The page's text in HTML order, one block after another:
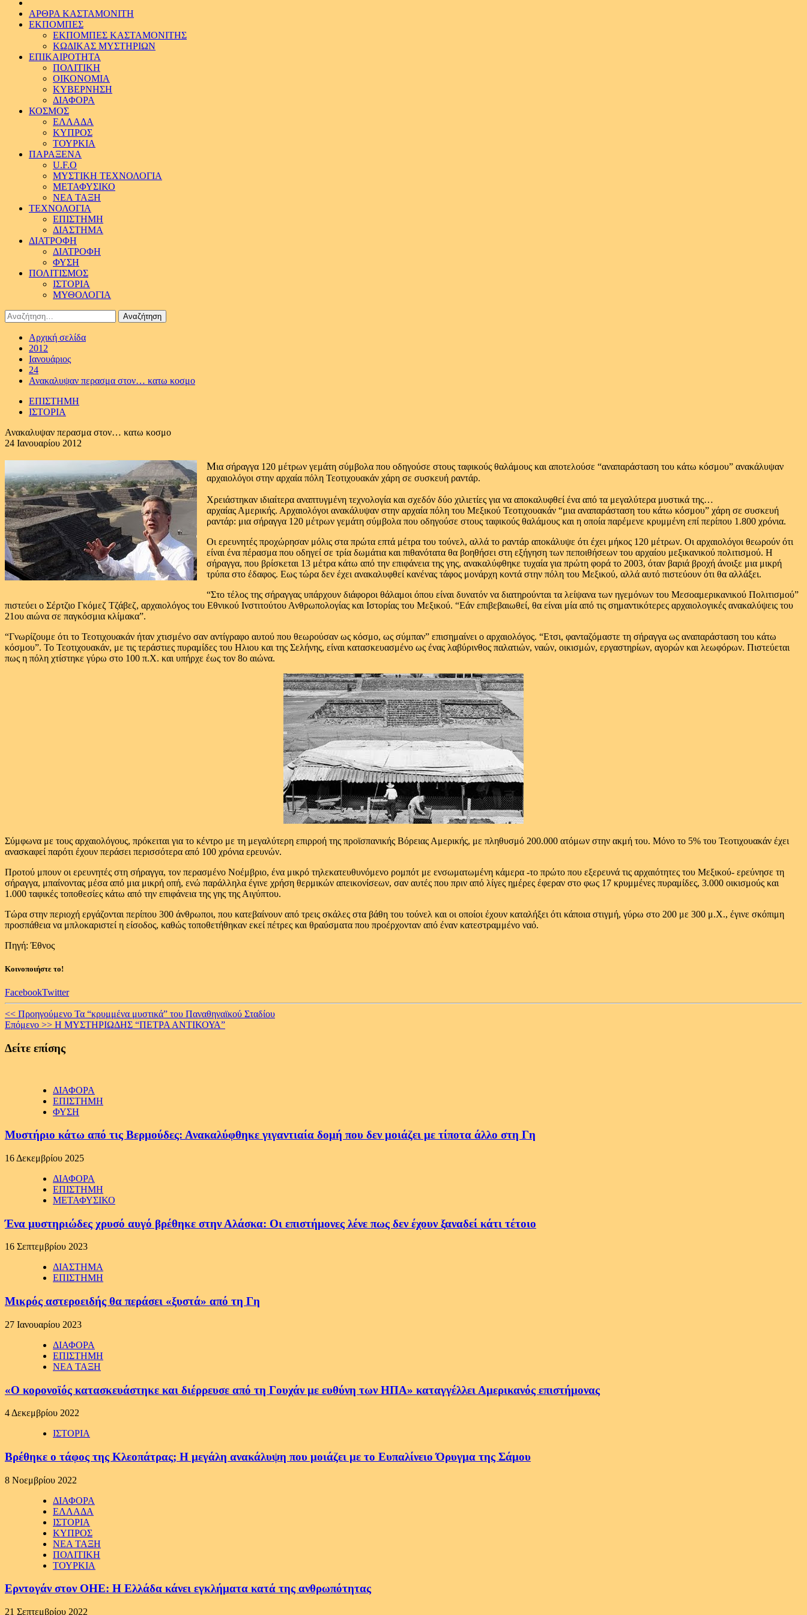
ΑΡΘΡΑ ΚΑΣΤΑΜΟΝΙΤΗ
ΕΚΠΟΜΠΕΣ
ΕΚΠΟΜΠΕΣ ΚΑΣΤΑΜΟΝΙΤΗΣ
ΚΩΔΙΚΑΣ ΜΥΣΤΗΡΙΩΝ
ΕΠΙΚΑΙΡΟΤΗΤΑ
ΠΟΛΙΤΙΚΗ
ΟΙΚΟΝΟΜΙΑ
ΚΥΒΕΡΝΗΣΗ
ΔΙΑΦΟΡΑ
ΚΟΣΜΟΣ
ΕΛΛΑΔΑ
ΚΥΠΡΟΣ
ΤΟΥΡΚΙΑ
ΠΑΡΑΞΕΝΑ
U.F.O
ΜΥΣΤΙΚΗ ΤΕΧΝΟΛΟΓΙΑ
ΜΕΤΑΦΥΣΙΚΟ
ΝΕΑ ΤΑΞΗ
ΤΕΧΝΟΛΟΓΙΑ
ΕΠΙΣΤΗΜΗ
ΔΙΑΣΤΗΜΑ
ΔΙΑΤΡΟΦΗ
ΔΙΑΤΡΟΦΗ
ΦΥΣΗ
ΠΟΛΙΤΙΣΜΟΣ
ΙΣΤΟΡΙΑ
ΜΥΘΟΛΟΓΙΑ
Αναζήτηση
για:
Αρχική σελίδα
2012
Ιανουάριος
24
Ανακαλυψαν περασμα στον… κατω κοσμο
ΕΠΙΣΤΗΜΗ
ΙΣΤΟΡΙΑ
Ανακαλυψαν περασμα στον… κατω κοσμο
24 Ιανουαρίου 2012
Μια σήραγγα 120 μέτρων γεμάτη σύμβολα που οδηγούσε στους ταφικούς θαλάμους και αποτελούσε “αναπαράσταση του κάτω κόσμου” ανακάλυψαν
αρχαιολόγοι στην αρχαία πόλη Τεοτιχουακάν χάρη σε συσκευή ραντάρ.
Χρειάστηκαν ιδιαίτερα αναπτυγμένη τεχνολογία και σχεδόν δύο χιλιετίες για να αποκαλυφθεί ένα από τα μεγαλύτερα μυστικά της…
αρχαίας Αμερικής. Αρχαιολόγοι ανακάλυψαν στην αρχαία πόλη του Μεξικού Τεοτιχουακάν “μια αναπαράσταση του κάτω κόσμου” χάρη σε συσκευή
ραντάρ: μια σήραγγα 120 μέτρων γεμάτη σύμβολα που οδηγούσε στους ταφικούς θαλάμους και η οποία παρέμενε κρυμμένη επί περίπου 1.800 χρόνια.
Οι ερευνητές προχώρησαν μόλις στα πρώτα επτά μέτρα του τούνελ, αλλά το ραντάρ αποκάλυψε ότι έχει μήκος 120 μέτρων. Οι αρχαιολόγοι θεωρούν ότι
είναι ένα πέρασμα που οδηγεί σε τρία δωμάτια και πιθανότατα θα βοηθήσει στη εξήγηση των πεποιθήσεων του αρχαίου μεξικανικού πολιτισμού. Η
σήραγγα, που βρίσκεται 13 μέτρα κάτω από την επιφάνεια της γης, ανακαλύφθηκε τυχαία για πρώτη φορά το 2003, όταν βαριά βροχή άνοιξε μια μικρή
τρύπα στο έδαφος. Εως τώρα δεν έχει ανακαλυφθεί κανένας τάφος μονάρχη κοντά στην πόλη του Μεξικού, αλλά αυτό πιστεύουν ότι θα αλλάξει.
“Στο τέλος της σήραγγας υπάρχουν διάφοροι θάλαμοι όπου είναι δυνατόν να διατηρούνται τα λείψανα των ηγεμόνων του Μεσοαμερικανικού Πολιτισμού”
πιστεύει ο Σέρτζιο Γκόμεζ Τζάβεζ, αρχαιολόγος του Εθνικού Ινστιτούτου Ανθρωπολογίας και Ιστορίας του Μεξικού. “Εάν επιβεβαιωθεί, θα είναι μία από τις σημαντικότερες αρχαιολογικές ανακαλύψεις του
21ου αιώνα σε παγκόσμια κλίμακα”.
“Γνωρίζουμε ότι το Τεοτιχουακάν ήταν χτισμένο σαν αντίγραφο αυτού που θεωρούσαν ως κόσμο, ως σύμπαν” επισημαίνει ο αρχαιολόγος. “Ετσι, φανταζόμαστε τη σήραγγα ως αναπαράσταση του κάτω
κόσμου”. Το Τεοτιχουακάν, με τις τεράστιες πυραμίδες του Ηλιου και της Σελήνης, είναι κατασκευασμένο ως ένας λαβύρινθος παλατιών, ναών, οικισμών, εργαστηρίων, αγορών και λεωφόρων. Πιστεύεται
πως η πόλη χτίστηκε γύρω στο 100 π.Χ. και υπήρχε έως τον 8ο αιώνα.
Σύμφωνα με τους αρχαιολόγους, πρόκειται για το κέντρο με τη μεγαλύτερη επιρροή της προϊσπανικής Βόρειας Αμερικής, με πληθυσμό 200.000 ατόμων στην ακμή του. Μόνο το 5% του Τεοτιχουακάν έχει
ανασκαφεί παρότι έχουν περάσει περισσότερα από 100 χρόνια ερευνών.
Προτού μπουν οι ερευνητές στη σήραγγα, τον περασμένο Νοέμβριο, ένα μικρό τηλεκατευθυνόμενο ρομπότ με ενσωματωμένη κάμερα -το πρώτο που εξερευνά τις αρχαιότητες του Μεξικού- ερεύνησε τη
σήραγγα, μπαίνοντας μέσα από μια μικρή οπή, ενώ παράλληλα έγινε χρήση θερμικών απεικονίσεων, σαν αυτές που πριν από λίγες ημέρες έφεραν στο φως 17 κρυμμένες πυραμίδες, 3.000 οικισμούς και
1.000 ταφικές τοποθεσίες κάτω από την επιφάνεια της γης της Αιγύπτου.
Τώρα στην περιοχή εργάζονται περίπου 300 άνθρωποι, που κατεβαίνουν από τρεις σκάλες στα βάθη του τούνελ και οι οποίοι έχουν καταλήξει ότι κάποια στιγμή, γύρω στο 200 με 300 μ.Χ., έγινε σκόπιμη
προσπάθεια να μπλοκαριστεί η είσοδος, καθώς τοποθετήθηκαν εκεί πέτρες και θραύσματα που προέρχονταν από έναν κατεστραμμένο ναό.
Πηγή: Έθνος
Κοινοποιήστε το!
FacebookTwitter
Continue
Reading
<< Προηγούμενο Τα “κρυμμένα μυστικά” του Παναθηναϊκού Σταδίου
Επόμενο >> Η ΜΥΣΤΗΡΙΩΔΗΣ “ΠΕΤΡΑ ΑΝΤΙΚΟΥΑ”
Δείτε επίσης
ΔΙΑΦΟΡΑ
ΕΠΙΣΤΗΜΗ
ΦΥΣΗ
Μυστήριο κάτω από τις Βερμούδες: Ανακαλύφθηκε γιγαντιαία δομή που δεν μοιάζει με τίποτα άλλο στη Γη
16 Δεκεμβρίου 2025
ΔΙΑΦΟΡΑ
ΕΠΙΣΤΗΜΗ
ΜΕΤΑΦΥΣΙΚΟ
Ένα μυστηριώδες χρυσό αυγό βρέθηκε στην Αλάσκα: Οι επιστήμονες λένε πως δεν έχουν ξαναδεί κάτι τέτοιο
16 Σεπτεμβρίου 2023
ΔΙΑΣΤΗΜΑ
ΕΠΙΣΤΗΜΗ
Μικρός αστεροειδής θα περάσει «ξυστά» από τη Γη
27 Ιανουαρίου 2023
ΔΙΑΦΟΡΑ
ΕΠΙΣΤΗΜΗ
ΝΕΑ ΤΑΞΗ
«Ο κορονοϊός κατασκευάστηκε και διέρρευσε από τη Γουχάν με ευθύνη των ΗΠΑ» καταγγέλλει Αμερικανός επιστήμονας
4 Δεκεμβρίου 2022
ΙΣΤΟΡΙΑ
Βρέθηκε ο τάφος της Κλεοπάτρας; H μεγάλη ανακάλυψη που μοιάζει με το Ευπαλίνειο Όρυγμα της Σάμου
8 Νοεμβρίου 2022
ΔΙΑΦΟΡΑ
ΕΛΛΑΔΑ
ΙΣΤΟΡΙΑ
ΚΥΠΡΟΣ
ΝΕΑ ΤΑΞΗ
ΠΟΛΙΤΙΚΗ
ΤΟΥΡΚΙΑ
Ερντογάν στον ΟΗΕ: Η Ελλάδα κάνει εγκλήματα κατά της ανθρωπότητας
21 Σεπτεμβρίου 2022